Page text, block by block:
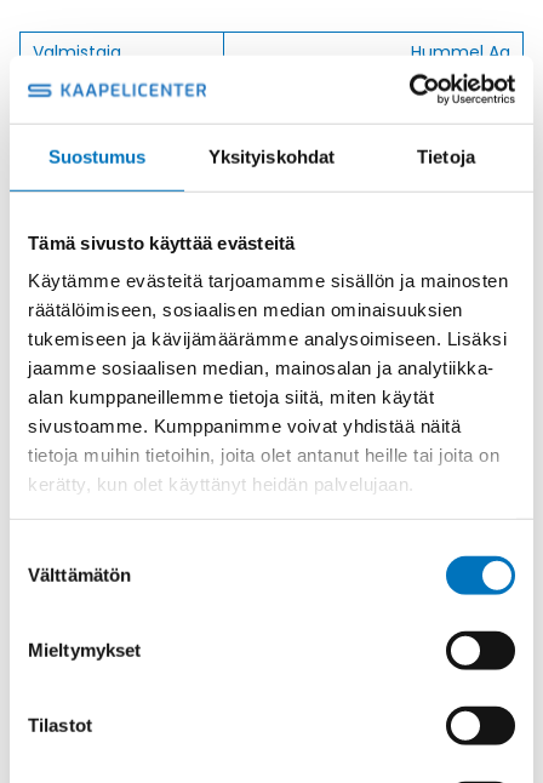
Suostumus Yksityiskohdat Tietoja
Tämä sivusto käyttää evästeitä
Käytämme evästeitä tarjoamamme sisällön ja mainosten
räätälöimiseen, sosiaalisen median ominaisuuksien
tukemiseen ja kävijämäärämme analysoimiseen. Lisäksi
jaamme sosiaalisen median, mainosalan ja analytiikka-
alan kumppaneillemme tietoja siitä, miten käytät
sivustoamme. Kumppanimme voivat yhdistää näitä
tietoja muihin tietoihin, joita olet antanut heille tai joita on
kerätty, kun olet käyttänyt heidän palvelujaan.
valinta
Välttämätön
Mieltymykset
Tilastot
Valmistaja
Hummel Ag
Korkeus H
32
Kierteen Pituus Gl
16
HSK-M-Ex-d
Materiaali
Kierre
Metr.
Ulkokierre Ag
M 32 x 1,5
Normen
RoHS;M
Max [C]
105
Käyttölämpötila
'-60°C to +105°C
Kotelointiluokka
IP 68 – 10 bar;IP 69 K
Ex-suojaus Taso
II 1D Ex ta IIIC Da;II 2G Ex db IIC Gb
GL;ATEX;EAC;INMETRO;IECEx